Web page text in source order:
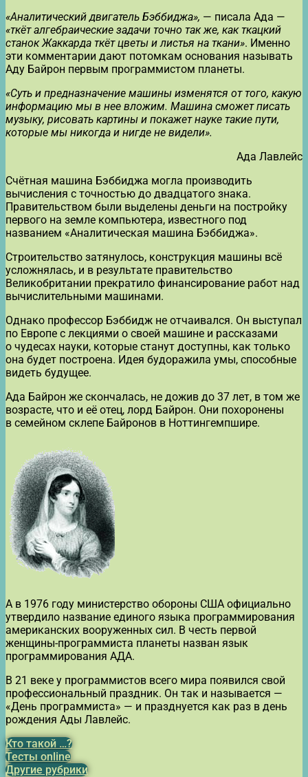
«Аналитический двигатель Бэббиджа», — писала Ада —
«ткёт алгебраические задачи точно так же, как ткацкий
станок Жаккарда ткёт цветы и листья на ткани». Именно
эти комментарии дают потомкам основания называть
Аду Байрон первым программистом планеты.
«Суть и предназначение машины изменятся от того, какую
информацию мы в нее вложим. Машина сможет писать
музыку, рисовать картины и покажет науке такие пути,
которые мы никогда и нигде не видели».
Ада Лавлейс
Счётная машина Бэббиджа могла производить
вычисления с точностью до двадцатого знака.
Правительством были выделены деньги на постройку
первого на земле компьютера, известного под
названием «Аналитическая машина Бэббиджа».
Строительство затянулось, конструкция машины всё
усложнялась, и в результате правительство
Великобритании прекратило финансирование работ над
вычислительными машинами.
Однако профессор Бэббидж не отчаивался. Он выступал
по Европе с лекциями о своей машине и рассказами
о чудесах науки, которые станут доступны, как только
она будет построена. Идея будоражила умы, способные
видеть будущее.
Ада Байрон же скончалась, не дожив до 37 лет, в том же
возрасте, что и её отец, лорд Байрон. Они похоронены
в семейном склепе Байронов в Ноттингемпшире.
А в 1976 году министерство обороны США официально
утвердило название единого языка программирования
американских вооруженных сил. В честь первой
женщины-программиста планеты назван язык
программирования АДА.
В 21 веке у программистов всего мира появился свой
профессиональный праздник. Он так и называется —
«День программиста» — и празднуется как раз в день
рождения Ады Лавлейс.
Кто такой …?
Тесты online
Другие рубрики